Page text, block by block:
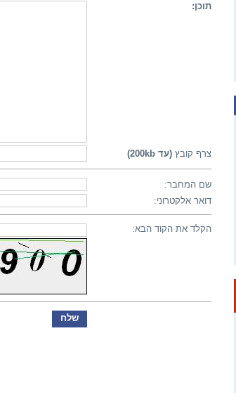
תוכן:
צרף קובץ (עד 200kb)
שם המחבר:
דואר אלקטרוני:
הקלד את הקוד הבא: